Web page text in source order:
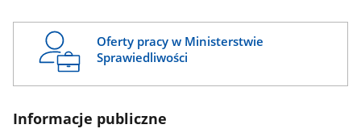
Oferty pracy w Ministerstwie
Sprawiedliwości
Informacje publiczne